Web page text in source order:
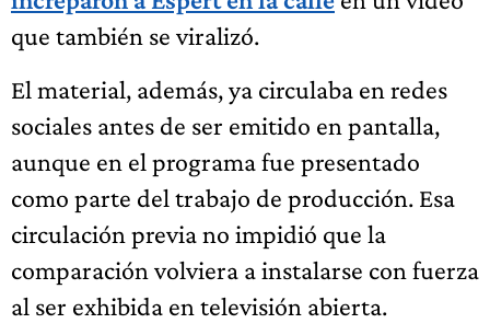
que también se viralizó.
El material, además, ya circulaba en redes
sociales antes de ser emitido en pantalla,
aunque en el programa fue presentado
como parte del trabajo de producción. Esa
circulación previa no impidió que la
comparación volviera a instalarse con fuerza
al ser exhibida en televisión abierta.